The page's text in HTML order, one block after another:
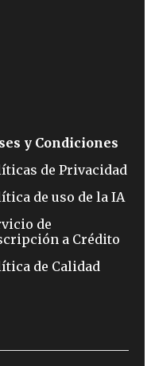
y Condiciones
de Privacidad
de uso de la IA
de
a Crédito
de Calidad